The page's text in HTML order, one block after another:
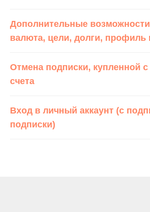
Дополнительные
валюта, цели, долги, профиль
Отмена подписки, купленной
счета
Вход в личный аккаунт (с
подписки)